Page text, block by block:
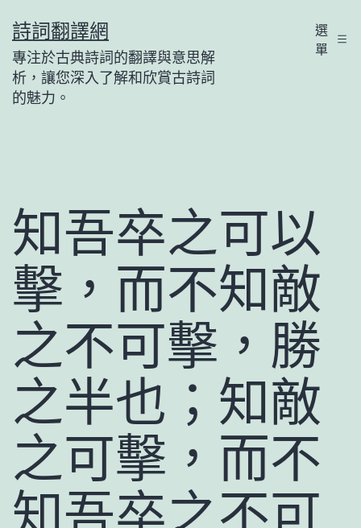
至
主
要
詩詞翻譯網
專注於古典詩詞的翻譯與意思解
析，讓您深入了解和欣賞古詩詞
的魅力。
選
單
知吾卒之可以
擊，而不知敵
之不可擊，勝
之半也；知敵
之可擊，而不
知吾卒之不可